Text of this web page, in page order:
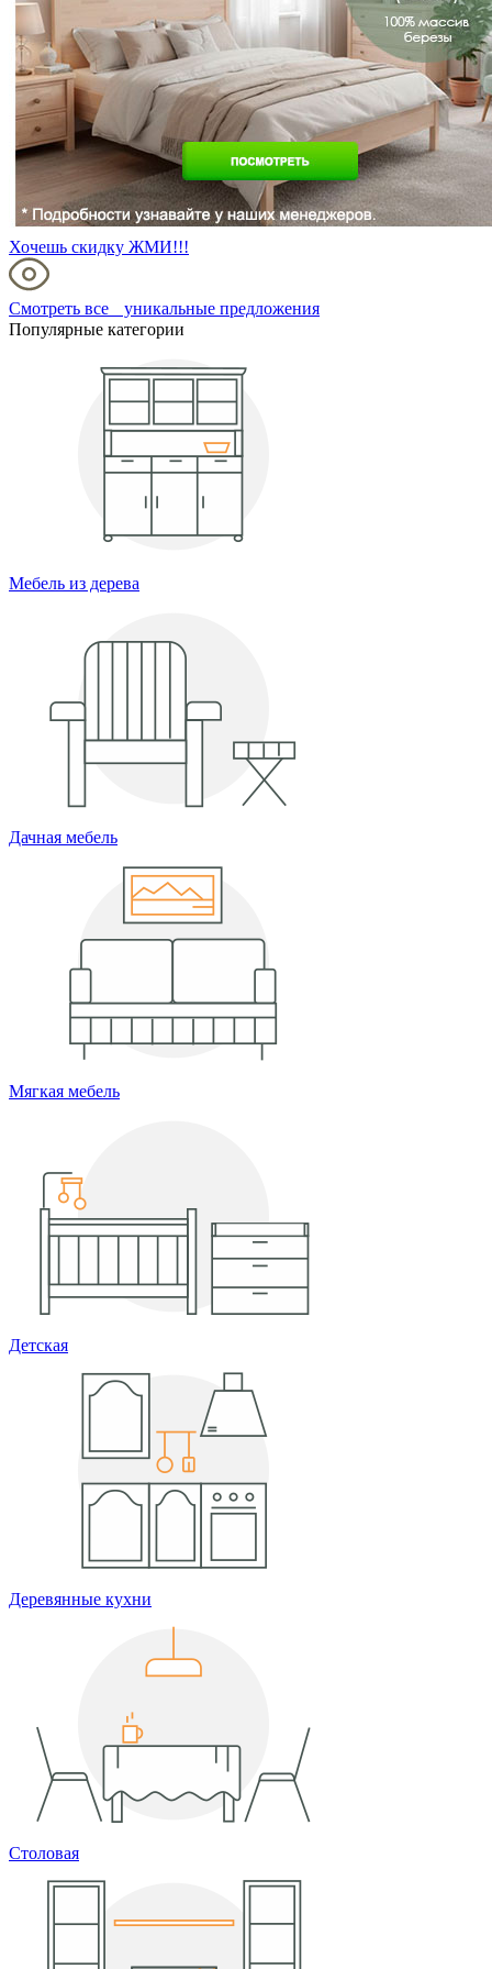
Хочешь скидку ЖМИ!!!
Смотреть все уникальные предложения
Популярные категории
Мебель из дерева
Дачная мебель
Мягкая мебель
Детская
Деревянные кухни
Столовая